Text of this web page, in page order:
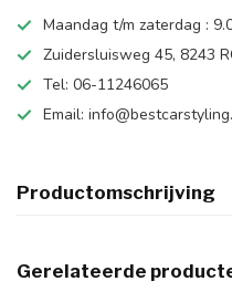
Maandag t/m zaterdag :
Zuidersluisweg 45, 8243
Tel: 06-11246065
Email:
Productomschrijving
Gerelateerde